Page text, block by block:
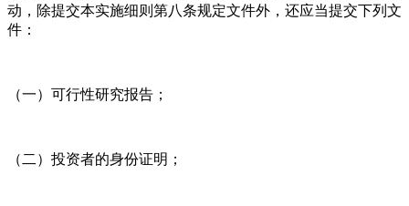
动，除提交本实施细则第八条规定文件外，还应当提交下列文
件：
（一）可行性研究报告；
（二）投资者的身份证明；